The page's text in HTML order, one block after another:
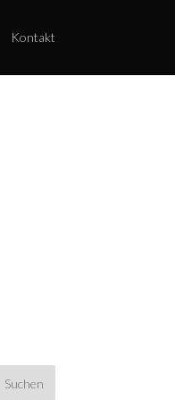
Kontakt